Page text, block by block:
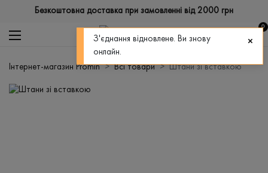
Безкоштовна доставка при замовленні від 2000 грн
0
Інтернет-магазин Promin Всі товари Штани зі вставкою
З'єднання відновлене. Ви знову
онлайн.